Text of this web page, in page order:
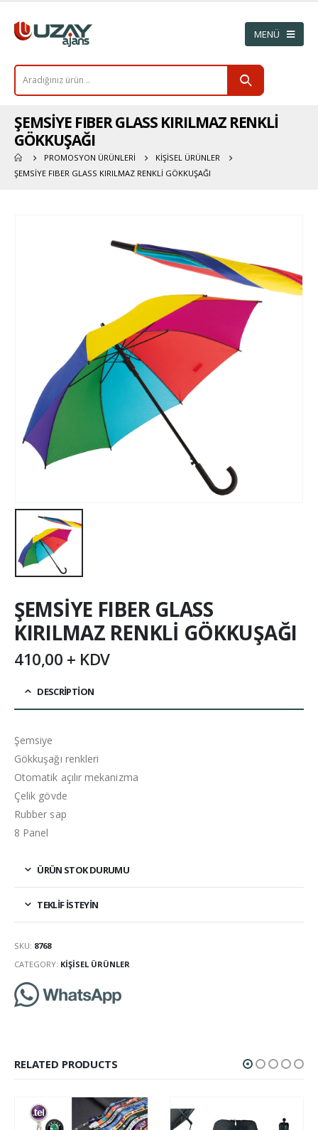
ŞEMSİYE FIBER GLASS KIRILMAZ RENKLİ
GÖKKUŞAĞI
PROMOSYON ÜRÜNLERI
KIŞISEL ÜRÜNLER
ŞEMSİYE FIBER GLASS KIRILMAZ RENKLİ GÖKKUŞAĞI
ŞEMSİYE FIBER GLASS
KIRILMAZ RENKLİ GÖKKUŞAĞI
410,00 + KDV
DESCRIPTION
Şemsiye
Gökkuşağı renkleri
Otomatik açılır mekanizma
Çelik gövde
Rubber sap
8 Panel
ÜRÜN STOK DURUMU
TEKLIF İSTEYIN
SKU: 8768
CATEGORY: KIŞISEL ÜRÜNLER
RELATED PRODUCTS